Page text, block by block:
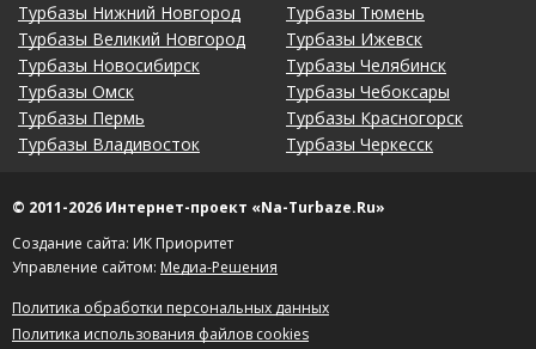
Турбазы Нижний Новгород
Турбазы Великий Новгород
Турбазы Новосибирск
Турбазы Омск
Турбазы Пермь
Турбазы Владивосток
Турбазы Тюмень
Турбазы Ижевск
Турбазы Челябинск
Турбазы Чебоксары
Турбазы Красногорск
Турбазы Черкесск
© 2011-2026 Интернет-проект «Na-Turbaze.Ru»
Создание сайта: ИК Приоритет
Управление сайтом: Медиа-Решения
Политика обработки персональных данных
Политика использования файлов cookies